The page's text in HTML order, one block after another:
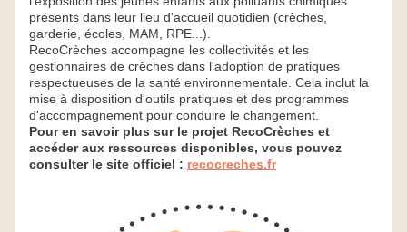
présents dans leur lieu d'accueil quotidien (crèches,
garderie, écoles, MAM, RPE...).
RecoCrèches accompagne les collectivités et les
gestionnaires de crèches dans l'adoption de pratiques
respectueuses de la santé environnementale. Cela inclut la
mise à disposition d'outils pratiques et des programmes
d'accompagnement pour conduire le changement. ​
Pour en savoir plus sur le projet RecoCrèches et
accéder aux ressources disponibles, vous pouvez
consulter le site officiel : recocreches.fr